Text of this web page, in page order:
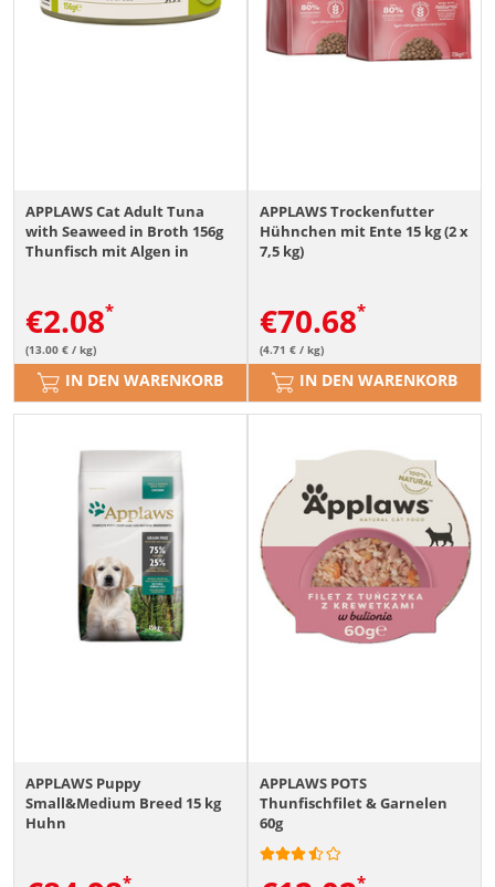
APPLAWS Cat Adult Tuna
with Seaweed in Broth 156g
Thunfisch mit Algen in
€2.08
(13.00 € / kg)
IN DEN WARENKORB
APPLAWS Trockenfutter
Hühnchen mit Ente 15 kg (2 x
7,5 kg)
€70.68
(4.71 € / kg)
IN DEN WARENKORB
APPLAWS Puppy
Small&Medium Breed 15 kg
Huhn
APPLAWS POTS
Thunfischfilet & Garnelen
60g